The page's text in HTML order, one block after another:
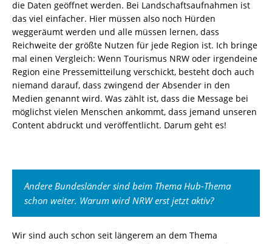
die Daten geöffnet werden. Bei Landschaftsaufnahmen ist
das viel einfacher. Hier müssen also noch Hürden
weggeräumt werden und alle müssen lernen, dass
Reichweite der größte Nutzen für jede Region ist. Ich bringe
mal einen Vergleich: Wenn Tourismus NRW oder irgendeine
Region eine Pressemitteilung verschickt, besteht doch auch
niemand darauf, dass zwingend der Absender in den
Medien genannt wird. Was zählt ist, dass die Message bei
möglichst vielen Menschen ankommt, dass jemand unseren
Content abdruckt und veröffentlicht. Darum geht es!
Andere Bundesländer sind beim Thema Hub-Thema
schon weiter. Warum wird NRW erst jetzt aktiv?
Wir sind auch schon seit längerem an dem Thema